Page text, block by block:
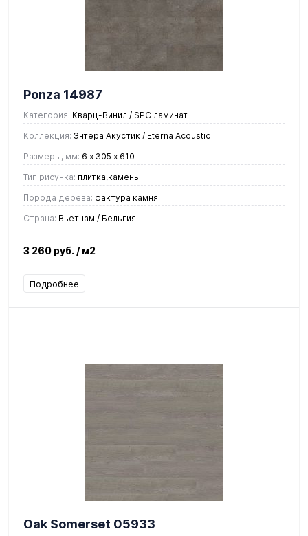
Ponza 14987
Категория: Кварц-Винил / SPC ламинат
Коллекция: Энтера Акустик / Eterna Acoustic
Размеры, мм: 6 х 305 х 610
Тип рисунка: плитка,камень
Порода дерева: фактура камня
Страна: Вьетнам / Бельгия
3 260 руб. / м2
Подробнее
Oak Somerset 05933